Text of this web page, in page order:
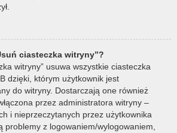
ciasteczka witryny”?
witryny” usuwa wszystkie ciasteczka
dzięki, którym użytkownik jest
do witryny. Dostarczają one również
przez administratora witryny –
i nieprzeczytanych przez użytkownika
problemy z logowaniem/wylogowaniem,